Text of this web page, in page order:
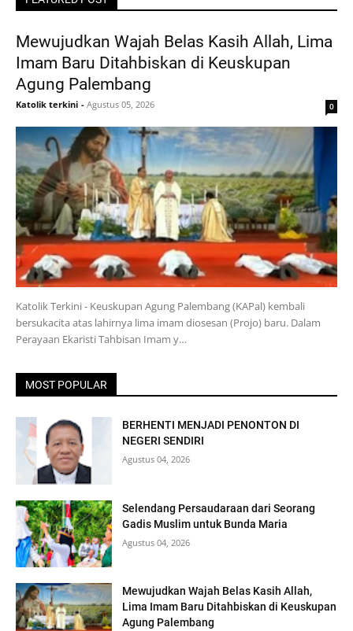
Mewujudkan Wajah Belas Kasih Allah, Lima
Imam Baru Ditahbiskan di Keuskupan
Agung Palembang
Katolik terkini - Agustus 05, 2026 0
Katolik Terkini - Keuskupan Agung Palembang (KAPal) kembali
bersukacita atas lahirnya lima imam diosesan (Projo) baru. Dalam
Perayaan Ekaristi Tahbisan Imam y…
MOST POPULAR
BERHENTI MENJADI PENONTON DI
NEGERI SENDIRI
Agustus 04, 2026
Selendang Persaudaraan dari Seorang
Gadis Muslim untuk Bunda Maria
Agustus 04, 2026
Mewujudkan Wajah Belas Kasih Allah,
Lima Imam Baru Ditahbiskan di Keuskupan
Agung Palembang